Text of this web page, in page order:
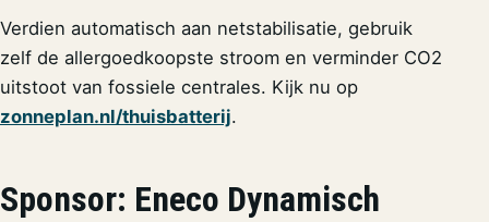
Verdien automatisch aan netstabilisatie, gebruik
zelf de allergoedkoopste stroom en verminder CO2
uitstoot van fossiele centrales. Kijk nu op
zonneplan.nl/thuisbatterij.
Sponsor: Eneco Dynamisch